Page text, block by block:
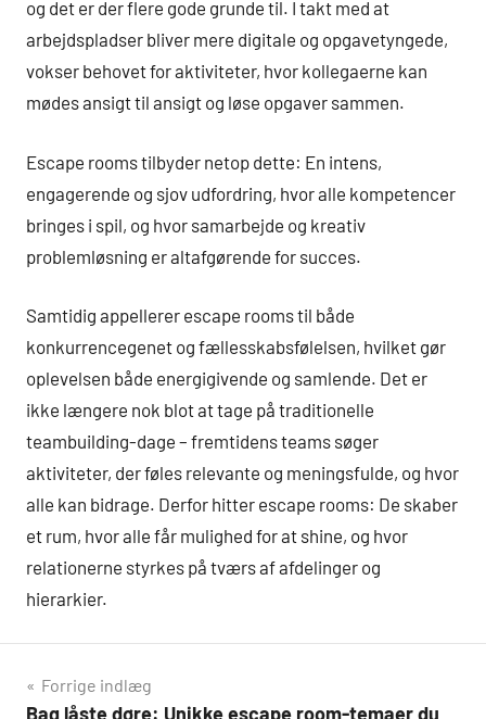
og det er der flere gode grunde til. I takt med at
arbejdspladser bliver mere digitale og opgavetyngede,
vokser behovet for aktiviteter, hvor kollegaerne kan
mødes ansigt til ansigt og løse opgaver sammen.
Escape rooms tilbyder netop dette: En intens,
engagerende og sjov udfordring, hvor alle kompetencer
bringes i spil, og hvor samarbejde og kreativ
problemløsning er altafgørende for succes.
Samtidig appellerer escape rooms til både
konkurrencegenet og fællesskabsfølelsen, hvilket gør
oplevelsen både energigivende og samlende. Det er
ikke længere nok blot at tage på traditionelle
teambuilding-dage – fremtidens teams søger
aktiviteter, der føles relevante og meningsfulde, og hvor
alle kan bidrage. Derfor hitter escape rooms: De skaber
et rum, hvor alle får mulighed for at shine, og hvor
relationerne styrkes på tværs af afdelinger og
hierarkier.
Indlægsnavigation
Forrige indlæg
Bag låste døre: Unikke escape room-temaer du